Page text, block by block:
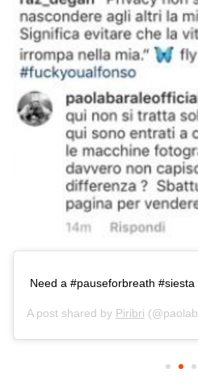
Need a #pauseforbreath #siesta
A post shared by Piribri